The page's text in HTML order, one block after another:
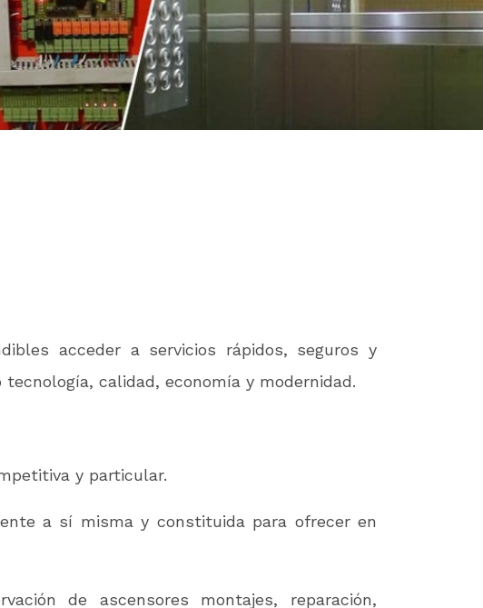
acceder a servicios rápidos, seguros y
calidad, economía y modernidad.
y particular.
a sí misma y constituida para ofrecer en
de ascensores montajes, reparación,